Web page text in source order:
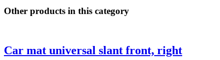
Other products in this category
Car mat universal slant front, right